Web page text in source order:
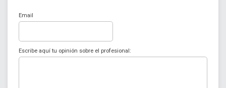
Email
Escribe aquí tu opinión sobre el profesional: